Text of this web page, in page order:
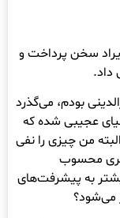
سخن پرداخت و
داد.
بودم، می‌گذرد
عجیبی شده که
من چیزی را نفی
محسوب
به پیشرفت‌های
می‌شود؟